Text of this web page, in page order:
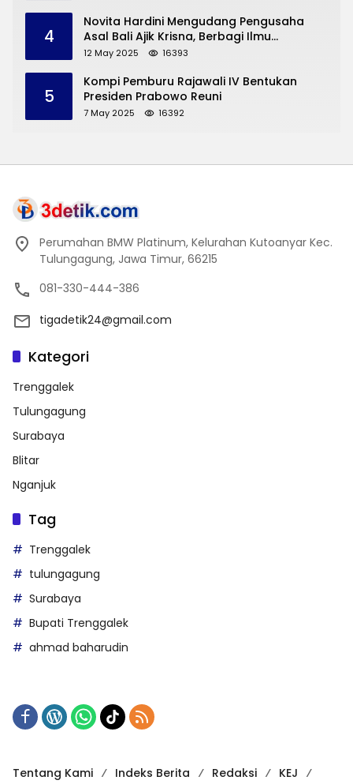
4
Novita Hardini Mengudang Pengusaha
Asal Bali Ajik Krisna, Berbagi Ilmu
Pengembangan Pariwisata dan UMKM
12 May 2025 16393
5
Kompi Pemburu Rajawali IV Bentukan
Presiden Prabowo Reuni
7 May 2025 16392
Perumahan BMW Platinum, Kelurahan Kutoanyar Kec.
Tulungagung, Jawa Timur, 66215
081-330-444-386
tigadetik24@gmail.com
Kategori
Trenggalek
Tulungagung
Surabaya
Blitar
Nganjuk
Tag
Trenggalek
tulungagung
Surabaya
Bupati Trenggalek
ahmad baharudin
Tentang Kami Indeks Berita Redaksi KEJ